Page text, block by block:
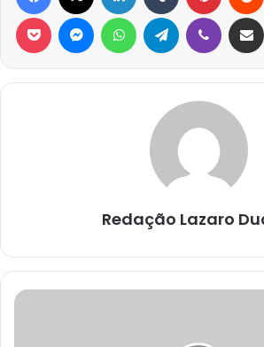
Pocket MessengerWhatsAppTelegram Viber
Redação Lazaro
SALMO